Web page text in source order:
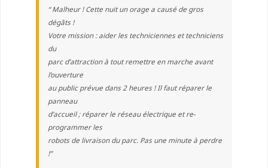
“ Malheur ! Cette nuit un orage a causé de gros
dégâts !
Votre mission : aider les techniciennes et techniciens
du
parc d’attraction à tout remettre en marche avant
l’ouverture
au public prévue dans 2 heures ! Il faut réparer le
panneau
d’accueil ; réparer le réseau électrique et re-
programmer les
robots de livraison du parc. Pas une minute à perdre
!”